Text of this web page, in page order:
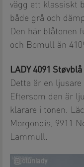
vägg ett klassiskt
både grå och
Den här blåtonen
och Bomull än
LADY 4091 Støvblå
Detta är en ljusare
Eftersom den är
klarare i tonen.
Morgondis, 9911
Lammull.